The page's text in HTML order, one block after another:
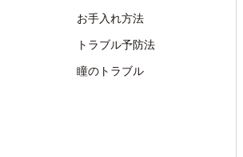
お手入れ方法
トラブル予防法
瞳のトラブル